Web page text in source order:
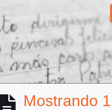
Mostrando